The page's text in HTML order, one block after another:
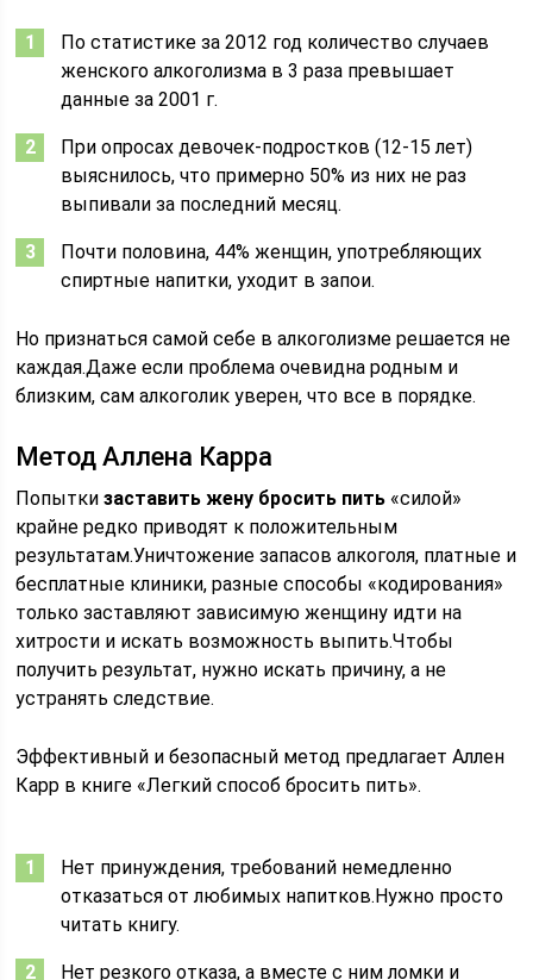
По статистике за 2012 год количество случаев
женского алкоголизма в 3 раза превышает
данные за 2001 г.
При опросах девочек-подростков (12-15 лет)
выяснилось, что примерно 50% из них не раз
выпивали за последний месяц.
Почти половина, 44% женщин, употребляющих
спиртные напитки, уходит в запои.
Но признаться самой себе в алкоголизме решается не
каждая.Даже если проблема очевидна родным и
близким, сам алкоголик уверен, что все в порядке.
Метод Аллена Карра
Попыткизаставить жену бросить пить «силой»
крайне редко приводят к положительным
результатам.Уничтожение запасов алкоголя, платные и
бесплатные клиники, разные способы «кодирования»
только заставляют зависимую женщину идти на
хитрости и искать возможность выпить.Чтобы
получить результат, нужно искать причину, а не
устранять следствие.
Эффективный и безопасный метод предлагает Аллен
Карр в книге «Легкий способ бросить пить».
Нет принуждения, требований немедленно
отказаться от любимых напитков.Нужно просто
читать книгу.
Нет резкого отказа, а вместе с ним ломки и